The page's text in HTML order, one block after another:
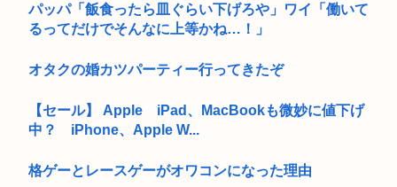
パッパ「飯食ったら皿ぐらい下げろや」ワイ「働いて
るってだけでそんなに上等かね…！」
オタクの婚カツパーティー行ってきたぞ
【セール】 Apple iPad、MacBookも微妙に値下げ
中？ iPhone、Apple W...
格ゲーとレースゲーがオワコンになった理由